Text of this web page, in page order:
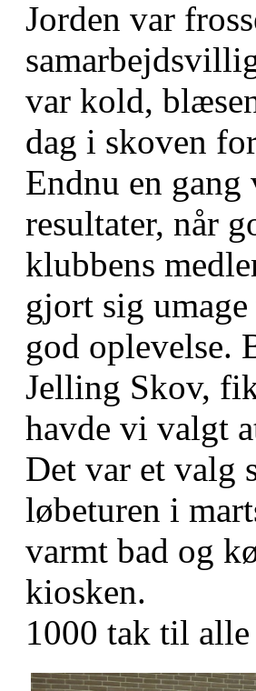
Jorden var
var kold,
dag i skoven
Endnu en
resultater, når
klubbens
gjort sig
god oplevelse.
Jelling Skov,
havde vi valgt
Det var et valg
løbeturen i
varmt bad og
kiosken.
1000 tak til